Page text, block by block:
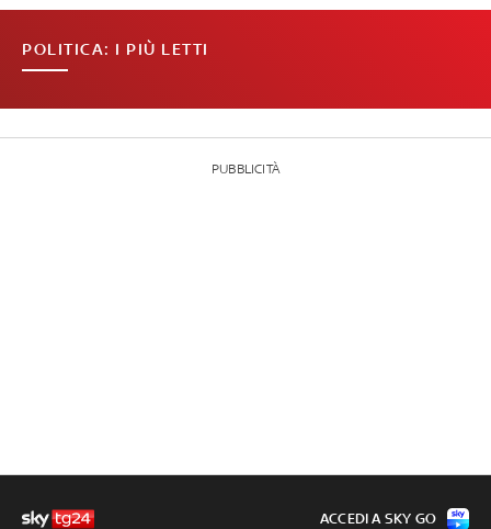
POLITICA: I PIÙ LETTI
PUBBLICITÀ
ACCEDI A SKY GO